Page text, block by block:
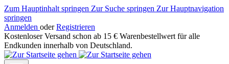
Zum Hauptinhalt springen Zur Suche springen Zur Hauptnavigation
springen
Anmelden oder Registrieren
Kostenloser Versand schon ab 15 € Warenbestellwert für alle
Endkunden innerhalb von Deutschland.